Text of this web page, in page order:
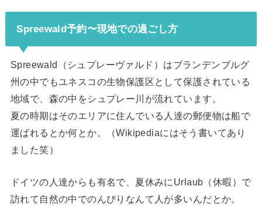
Spreewald予約〜現地での過ごし方
Spreewald（シュプレーヴァルド）はブランデンブルグ
州の中でもユネスコの生物保護区として保護されている
地域で、森の中をシュプレー川が流れています。
夏の時期はそのエリアに住んでいる人達の郵便物は船で
運ばれるとか何とか。（Wikipediaにはそう書いてあり
ました笑）
ドイツの人達からも有名で、夏休みにUrlaub（休暇）で
訪れて自然の中でのんびりなんて人が多いんだとか。